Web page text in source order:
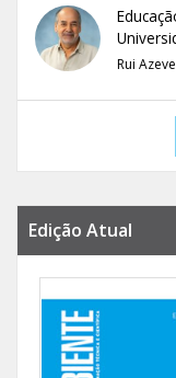
Rui
Edição Atual